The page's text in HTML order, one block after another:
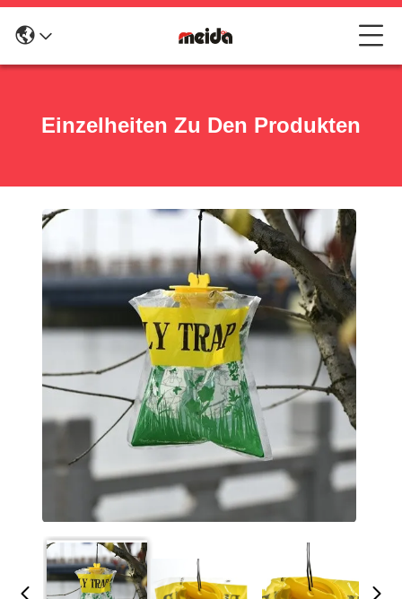
Einzelheiten Zu Den Produkten